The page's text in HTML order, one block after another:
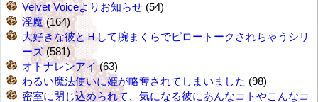
Velvet Voiceよりお知らせ (54)
淫魔(164)
大好きな彼とＨして腕まくらでピロートークされちゃうシリ
ーズ(581)
オトナレンアイ(63)
わるい魔法使いに姫が略奪されてしまいました (98)
密室に閉じ込められて、気になる彼にあんなコトやこんなコ